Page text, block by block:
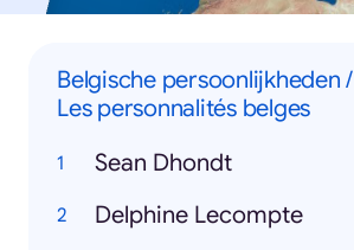
Belgische persoonlijkheden /
Les personnalités belges
Sean Dhondt
Delphine Lecompte